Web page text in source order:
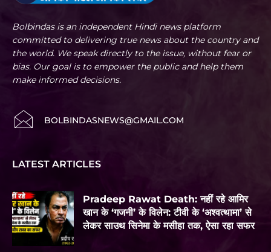
Bolbindas is an independent Hindi news platform
committed to delivering true news about the country and
the world. We speak directly to the issue, without fear or
bias. Our goal is to empower the public and help them
make informed decisions.
BOLBINDASNEWS@GMAIL.COM
LATEST ARTICLES
Pradeep Rawat Death: नहीं रहे आमिर
खान के ‘गजनी’ के विलेन: टीवी के ‘अश्वत्थामा’ से
लेकर साउथ सिनेमा के मसीहा तक, ऐसा रहा सफर